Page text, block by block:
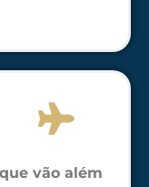
vão além